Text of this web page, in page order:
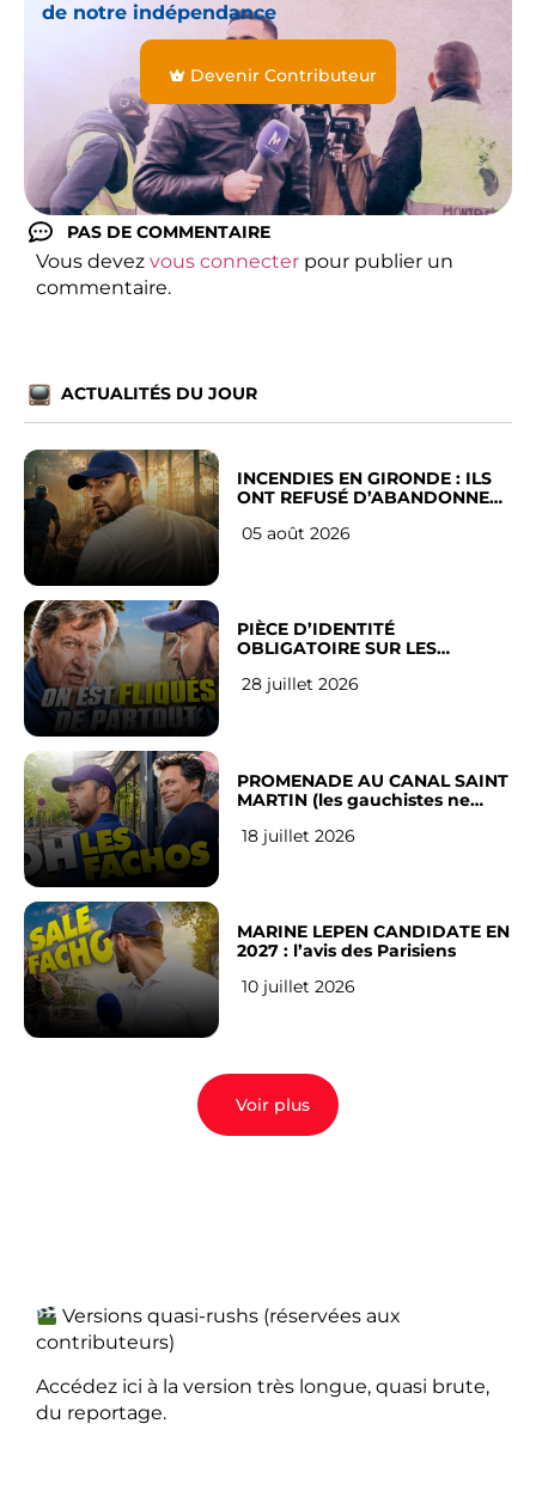
de notre indépendance
Devenir Contributeur
PAS DE COMMENTAIRE
Vous devez vous connecter pour publier un
commentaire.
ACTUALITÉS DU JOUR
INCENDIES EN GIRONDE : ILS
ONT REFUSÉ D’ABANDONNER
05 août 2026
PIÈCE D’IDENTITÉ
OBLIGATOIRE SUR LES
Français
28 juillet 2026
PROMENADE AU CANAL SAINT
MARTIN (les gauchistes ne
18 juillet 2026
MARINE LEPEN CANDIDATE EN
2027 : l’avis des Parisiens
10 juillet 2026
Voir plus
Versions quasi-rushs (réservées aux
contributeurs)
Accédez ici à la version très longue, quasi brute,
du reportage.